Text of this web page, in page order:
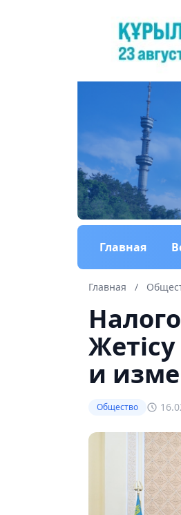
Главная
Главная /
и
Общество